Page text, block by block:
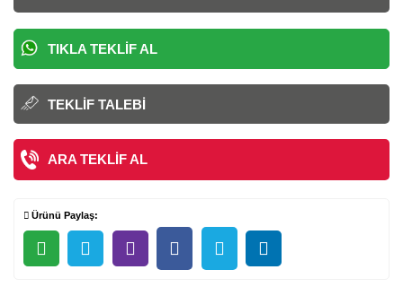
TIKLA TEKLIF AL
TEKLIF TALEBI
ARA TEKLIF AL
Ürünü Paylaş: